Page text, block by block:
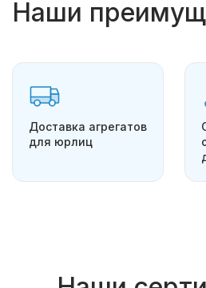
Наши
Доставка агрегатов
для юрлиц